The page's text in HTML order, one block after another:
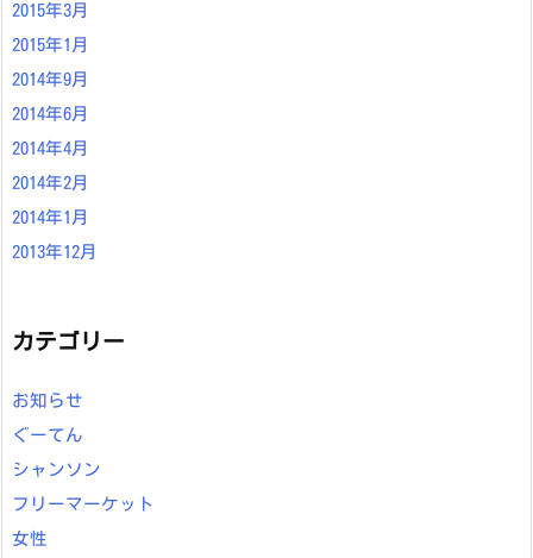
2015年3月
2015年1月
2014年9月
2014年6月
2014年4月
2014年2月
2014年1月
2013年12月
カテゴリー
お知らせ
ぐーてん
シャンソン
フリーマーケット
女性